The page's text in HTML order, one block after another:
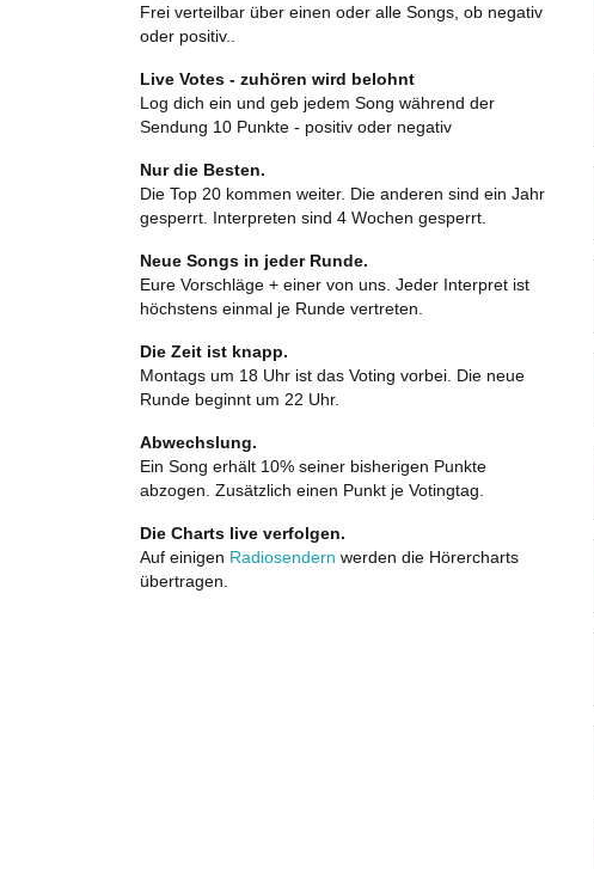
Frei verteilbar über einen oder alle Songs, ob negativ
oder positiv..
Live Votes - zuhören wird belohnt
Log dich ein und geb jedem Song während der
Sendung 10 Punkte - positiv oder negativ
Nur die Besten.
Die Top 20 kommen weiter. Die anderen sind ein Jahr
gesperrt. Interpreten sind 4 Wochen gesperrt.
Neue Songs in jeder Runde.
Eure Vorschläge + einer von uns. Jeder Interpret ist
höchstens einmal je Runde vertreten.
Die Zeit ist knapp.
Montags um 18 Uhr ist das Voting vorbei. Die neue
Runde beginnt um 22 Uhr.
Abwechslung.
Ein Song erhält 10% seiner bisherigen Punkte
abzogen. Zusätzlich einen Punkt je Votingtag.
Die Charts live verfolgen.
Auf einigen Radiosendern werden die Hörercharts
übertragen.